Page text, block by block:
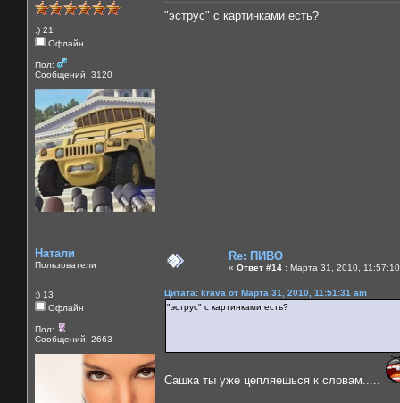
:) 21
Офлайн
Пол:
Сообщений: 3120
"эструс" с картинками есть?
Натали
Пользователи
:) 13
Офлайн
Пол:
Сообщений: 2663
Re: ПИВО
« Ответ #14 : Марта 31, 2010,
Цитата: krava от Марта 31, 2010, 11:51:31 am
"эструс" с картинками есть?
Сашка ты уже цепляешься к словам.....